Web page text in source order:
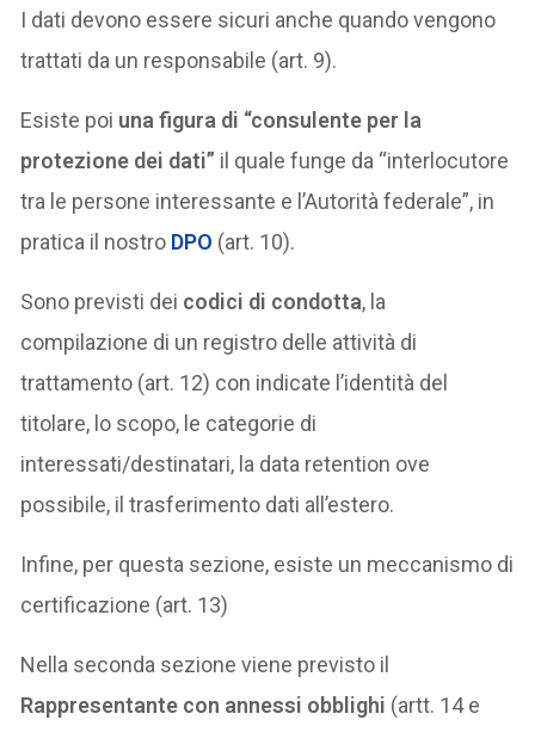
I dati devono essere sicuri anche quando vengono
trattati da un responsabile (art. 9).
Esiste poi una figura di “consulente per la
protezione dei dati” il quale funge da “interlocutore
tra le persone interessante e l’Autorità federale”, in
pratica il nostro DPO (art. 10).
Sono previsti dei codici di condotta, la
compilazione di un registro delle attività di
trattamento (art. 12) con indicate l’identità del
titolare, lo scopo, le categorie di
interessati/destinatari, la data retention ove
possibile, il trasferimento dati all’estero.
Infine, per questa sezione, esiste un meccanismo di
certificazione (art. 13)
Nella seconda sezione viene previsto il
Rappresentante con annessi obblighi (artt. 14 e